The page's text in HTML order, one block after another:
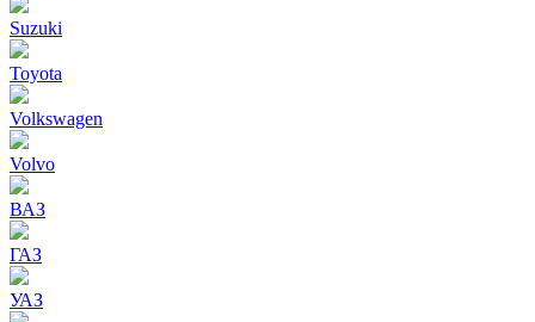
Suzuki
Toyota
Volkswagen
Volvo
ВАЗ
ГАЗ
УАЗ